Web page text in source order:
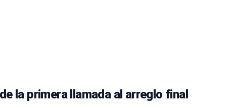
la primera llamada al arreglo final